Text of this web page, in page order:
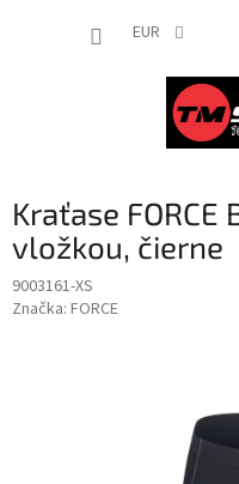
EUR
Kraťase FORCE
vložkou, čierne
9003161-XS
Značka: FORCE